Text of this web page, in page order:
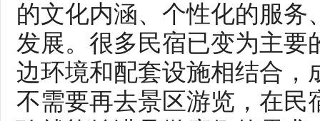
的文化内涵、个性化的服
发展。很多民宿已变为主
边环境和配套设施相结合，
不需要再去景区游览，在民